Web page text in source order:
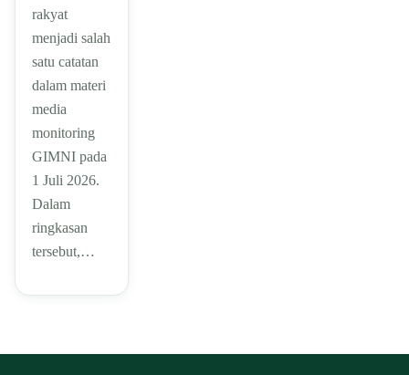
rakyat
menjadi salah
satu catatan
dalam materi
media
monitoring
GIMNI pada
1 Juli 2026.
Dalam
ringkasan
tersebut,…